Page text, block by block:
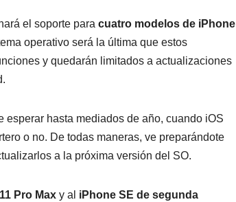
el soporte para cuatro modelos de iPhone
operativo será la última que estos
y quedarán limitados a actualizaciones
esperar hasta mediados de año, cuando iOS
o no. De todas maneras, ve preparándote
a la próxima versión del SO.
Pro Max y al iPhone SE de segunda